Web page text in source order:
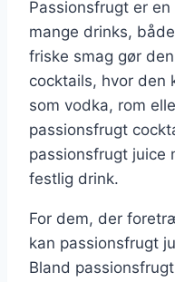
Passionsfrugt er
mange drinks,
friske smag gør
cocktails, hvor den
som vodka, rom
passionsfrugt
passionsfrugt juice
festlig drink.
For dem, der
kan passionsfrugt
Bland